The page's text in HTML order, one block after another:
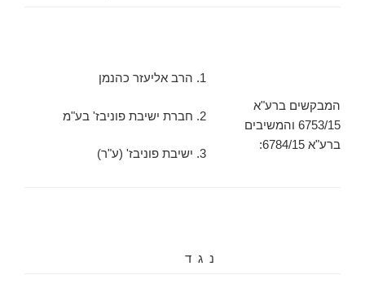
המבקשים ברע"א
6753/15 והמשיבים
ברע"א 6784/15:
1. הרב אליעזר כהנמן
2. חברת ישיבת פוניבז' בע"מ
3. ישיבת פוניבז' (ע"ר)
נ ג ד